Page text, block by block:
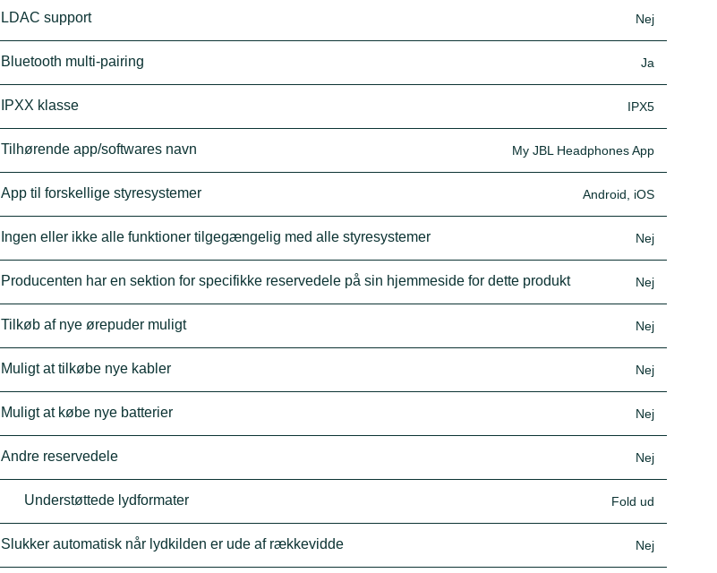
LDAC support Nej
Bluetooth multi-pairing Ja
IPXX klasse IPX5
Tilhørende app/softwares navn My JBL Headphones App
App til forskellige styresystemer Android, iOS
Ingen eller ikke alle funktioner tilgegængelig med alle styresystemer Nej
Producenten har en sektion for specifikke reservedele på sin hjemmeside for dette produkt Nej
Tilkøb af nye ørepuder muligt Nej
Muligt at tilkøbe nye kabler Nej
Muligt at købe nye batterier Nej
Andre reservedele Nej
Understøttede lydformater Fold ud
Slukker automatisk når lydkilden er ude af rækkevidde Nej